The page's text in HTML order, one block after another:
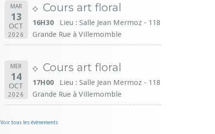
MAR
13
OCT
2026
Cours art floral
16H30
Lieu : Salle Jean Mermoz - 118
Grande Rue à Villemomble
MER
14
OCT
2026
Cours art floral
17H00
Lieu : Salle Jean Mermoz - 118
Grande Rue à Villemomble
Voir tous les évènements